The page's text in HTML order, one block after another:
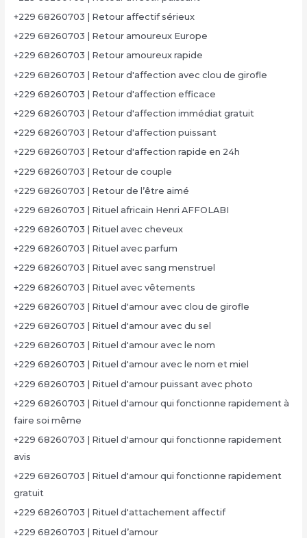
+229 68260703 | Retour affectif sérieux
+229 68260703 | Retour amoureux Europe
+229 68260703 | Retour amoureux rapide
+229 68260703 | Retour d'affection avec clou de girofle
+229 68260703 | Retour d'affection efficace
+229 68260703 | Retour d'affection immédiat gratuit
+229 68260703 | Retour d'affection puissant
+229 68260703 | Retour d'affection rapide en 24h
+229 68260703 | Retour de couple
+229 68260703 | Retour de l’être aimé
+229 68260703 | Rituel africain Henri AFFOLABI
+229 68260703 | Rituel avec cheveux
+229 68260703 | Rituel avec parfum
+229 68260703 | Rituel avec sang menstruel
+229 68260703 | Rituel avec vêtements
+229 68260703 | Rituel d'amour avec clou de girofle
+229 68260703 | Rituel d'amour avec du sel
+229 68260703 | Rituel d'amour avec le nom
+229 68260703 | Rituel d'amour avec le nom et miel
+229 68260703 | Rituel d'amour puissant avec photo
+229 68260703 | Rituel d'amour qui fonctionne rapidement à
faire soi même
+229 68260703 | Rituel d'amour qui fonctionne rapidement
avis
+229 68260703 | Rituel d'amour qui fonctionne rapidement
gratuit
+229 68260703 | Rituel d'attachement affectif
+229 68260703 | Rituel d’amour